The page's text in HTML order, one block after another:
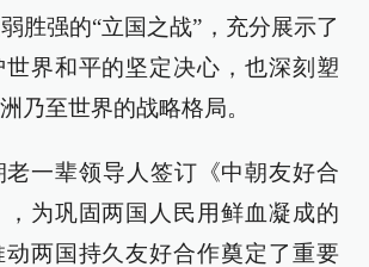
胜强的“立国之战”，充分展示了
界和平的坚定决心，也深刻塑
乃至世界的战略格局。
老一辈领导人签订《中朝友好合
为巩固两国人民用鲜血凝成的
两国持久友好合作奠定了重要